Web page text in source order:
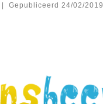
Gepubliceerd 24/02/2019
navigatie